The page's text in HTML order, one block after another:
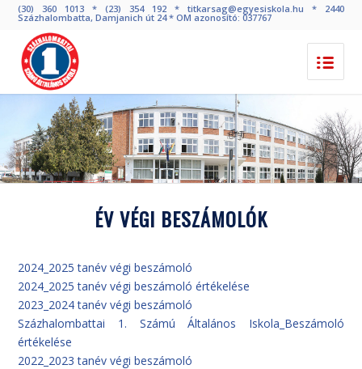
(30) 360 1013 * (23) 354 192 * titkarsag@egyesiskola.hu * 2440
Százhalombatta, Damjanich út 24 * OM azonosító: 037767
ÉV VÉGI BESZÁMOLÓK
2024_2025 tanév végi beszámoló
2024_2025 tanév végi beszámoló értékelése
2023_2024 tanév végi beszámoló
Százhalombattai 1. Számú Általános Iskola_Beszámoló
értékelése
2022_2023 tanév végi beszámoló